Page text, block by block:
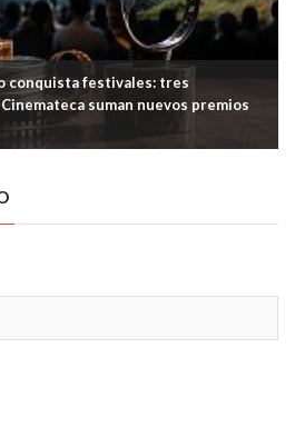
conquista festivales: tres
suman nuevos premios